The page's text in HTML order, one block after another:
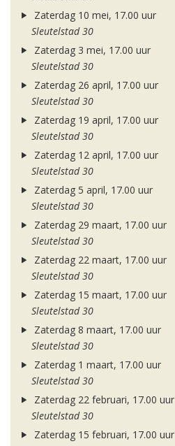
Zaterdag 10 mei, 17.00 uur
Sleutelstad 30
Zaterdag 3 mei, 17.00 uur
Sleutelstad 30
Zaterdag 26 april, 17.00 uur
Sleutelstad 30
Zaterdag 19 april, 17.00 uur
Sleutelstad 30
Zaterdag 12 april, 17.00 uur
Sleutelstad 30
Zaterdag 5 april, 17.00 uur
Sleutelstad 30
Zaterdag 29 maart, 17.00 uur
Sleutelstad 30
Zaterdag 22 maart, 17.00 uur
Sleutelstad 30
Zaterdag 15 maart, 17.00 uur
Sleutelstad 30
Zaterdag 8 maart, 17.00 uur
Sleutelstad 30
Zaterdag 1 maart, 17.00 uur
Sleutelstad 30
Zaterdag 22 februari, 17.00 uur
Sleutelstad 30
Zaterdag 15 februari, 17.00 uur